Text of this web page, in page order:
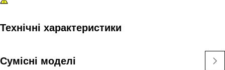
Технічні характеристики
Сумісні моделі